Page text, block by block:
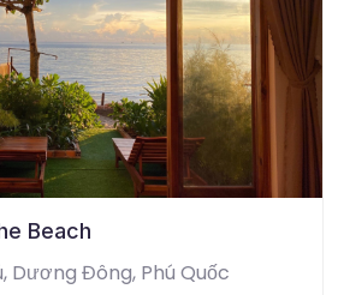
Beach
Dương Đông, Phú Quốc